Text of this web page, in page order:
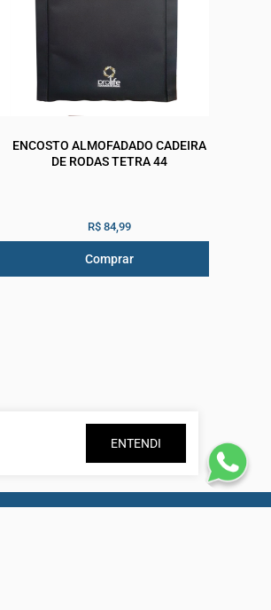
ENTENDI
ENCOSTO ALMOFADADO CADEIRA
DE RODAS TETRA 44
R$ 84,99
Comprar